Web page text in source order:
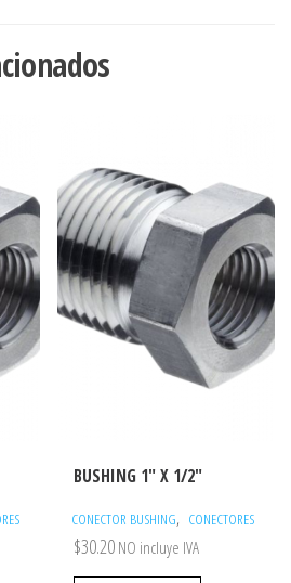
BUSHING 1″ X 1/2″
CONECTOR BUSHING, CONECTORES
$30.20 NO incluye IVA